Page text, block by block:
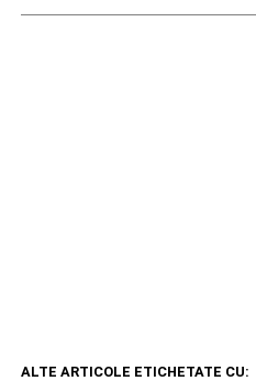
ALTE ARTICOLE ETICHETATE CU: